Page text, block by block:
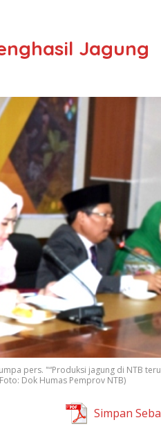
Jagung
pers. "“Produksi jagung di NTB
Dok Humas Pemprov NTB)
Simpan